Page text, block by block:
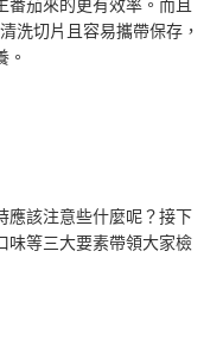
番茄來的更有效率。而且
洗切片且容易攜帶保存，
。
應該注意些什麼呢？接下
味等三大要素帶領大家檢